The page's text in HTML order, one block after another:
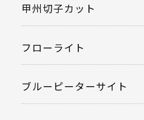
甲州切子カット
フローライト
ブルーピーターサイト